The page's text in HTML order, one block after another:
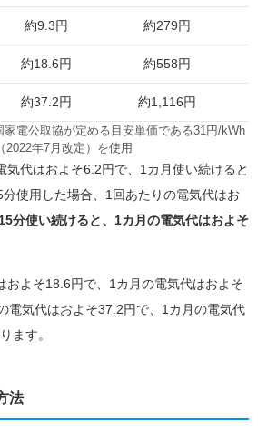
約9.3円 約279円
約18.6円 約558円
約37.2円 約1,116円
電公取協が定める目安単価である31円/kWh
（2022年7月改定）を使用
気代はおよそ6.2円で、1カ月使い続けると
使用した場合、1回あたりの電気代はお
分使い続けると、1カ月の電気代はおよそ
およそ18.6円で、1カ月の電気代はおよそ
電気代はおよそ37.2円で、1カ月の電気代
ます。
法